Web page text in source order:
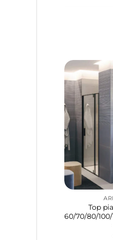
Top
60/70/80/